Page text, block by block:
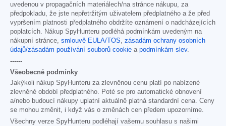
uvedenou v propagačních materiálech/na stránce nákupu, za
předpokladu, že jste nepřetržitým uživatelem předplatného a že před
vypršením platnosti předplatného obdržíte oznámení o nadcházejících
poplatcích. Nákup SpyHunteru podléhá podmínkám uvedeným na
nákupní stránce, smlouvě EULA/TOS, zásadám ochrany osobních
údajů/zásadám používání souborů cookie a podmínkám slev.
------
Všeobecné podmínky
Jakýkoli nákup SpyHunteru za zlevněnou cenu platí po nabízené
zlevněné období předplatného. Poté se pro automatické obnovení
a/nebo budoucí nákupy uplatní aktuálně platná standardní cena. Ceny
se mohou změnit, i když vás o změnách cen předem upozorníme.
Všechny verze SpyHunteru podléhají vašemu souhlasu s našimi